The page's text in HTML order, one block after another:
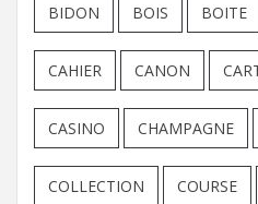
BIDON BOIS BOITE
CAHIER CANON
CASINO CHAMPAGNE
COLLECTION COURSE